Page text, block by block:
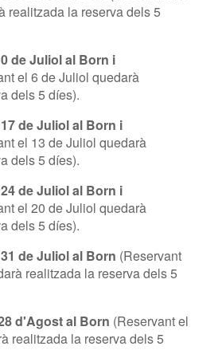
realitzada la reserva dels 5
de Juliol al Born i
el 6 de Juliol quedarà
dels 5 díes).
de Juliol al Born i
el 13 de Juliol quedarà
dels 5 díes).
de Juliol al Born i
el 20 de Juliol quedarà
dels 5 díes).
de Juliol al Born (Reservant
realitzada la reserva dels 5
d'Agost al Born (Reservant el
realitzada la reserva dels 5